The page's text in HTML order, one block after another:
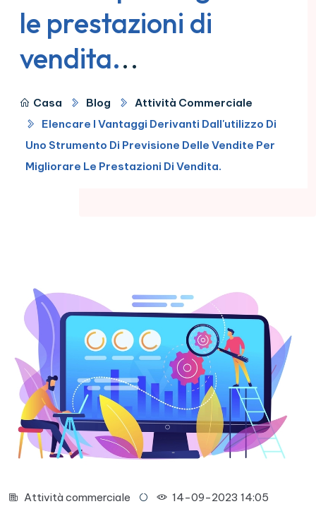
le prestazioni di
vendita...
Casa Blog
Attività Commerciale
Elencare I Vantaggi Derivanti Dall'utilizzo Di
Uno Strumento Di Previsione Delle Vendite Per
Migliorare Le Prestazioni Di Vendita.
Attività commerciale 14-09-2023 14:05